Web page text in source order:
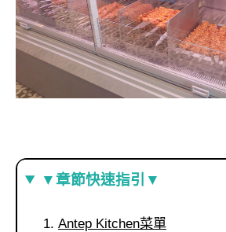
▼章節快速指引▼
Antep Kitchen菜單